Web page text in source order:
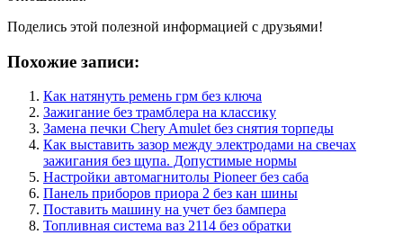
Поделись этой полезной информацией с друзьями!
Похожие записи:
Как натянуть ремень грм без ключа
Зажигание без трамблера на классику
Замена печки Chery Amulet без снятия торпеды
Как выставить зазор между электродами на свечах
зажигания без щупа. Допустимые нормы
Настройки автомагнитолы Pioneer без саба
Панель приборов приора 2 без кан шины
Поставить машину на учет без бампера
Топливная система ваз 2114 без обратки